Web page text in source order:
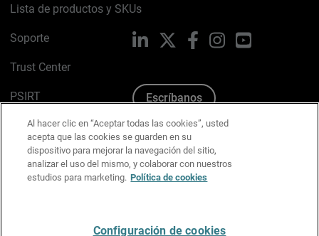
Lista de productos y SKUs
Soporte
Trust Center
PSIRT
Política de cookies
Política de privacidad
Kit de medios y marca
LinkedIn FacebookInstagramYouTube
Escríbanos
Al hacer clic en “Aceptar todas las cookies”, usted
acepta que las cookies se guarden en su
dispositivo para mejorar la navegación del sitio,
analizar el uso del mismo, y colaborar con nuestros
estudios para marketing. Política de cookies
Configuración de cookies